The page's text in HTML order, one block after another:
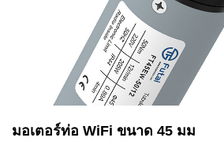
มอเตอร์ท่อ WiFi ขนาด 45 มม